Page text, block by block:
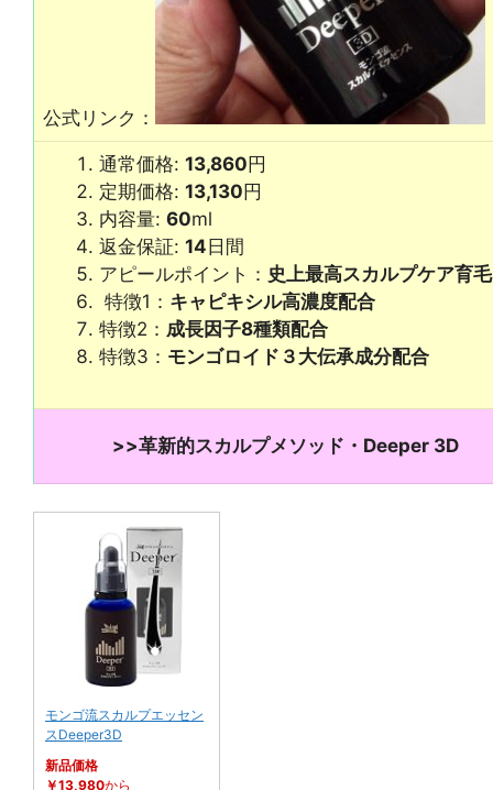
公式リンク：
通常価格: 13,860円
定期価格: 13,130円
内容量: 60ml
返金保証: 14日間
アピールポイント： 史上最高スカルプケア育毛
特徴1： キャピキシル高濃度配合
特徴2： 成長因子8種類配合
特徴3： モンゴロイド３大伝承成分配合
>>革新的スカルプメソッド・Deeper 3D
モンゴ流スカルプエッセン
スDeeper3D
新品価格
￥13,980から